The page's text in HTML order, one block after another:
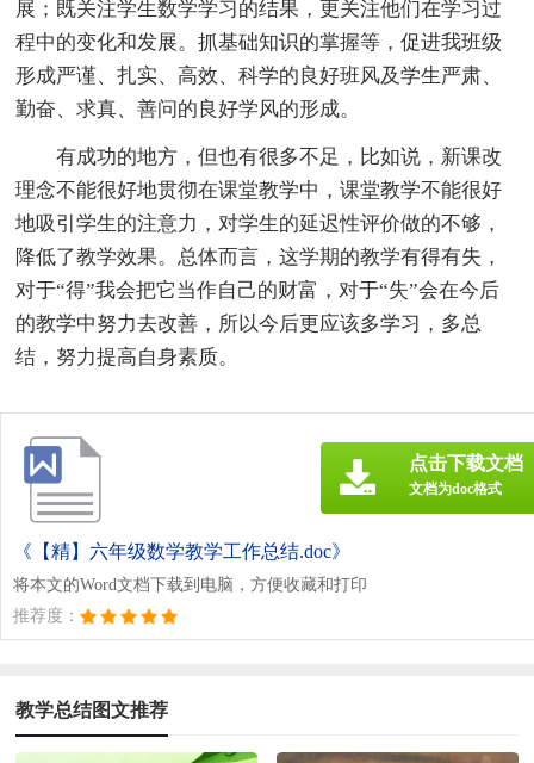
展；既关注学生数学学习的结果，更关注他们在学习过
程中的变化和发展。抓基础知识的掌握等，促进我班级
形成严谨、扎实、高效、科学的良好班风及学生严肃、
勤奋、求真、善问的良好学风的形成。
有成功的地方，但也有很多不足，比如说，新课改
理念不能很好地贯彻在课堂教学中，课堂教学不能很好
地吸引学生的注意力，对学生的延迟性评价做的不够，
降低了教学效果。总体而言，这学期的教学有得有失，
对于“得”我会把它当作自己的财富，对于“失”会在今后
的教学中努力去改善，所以今后更应该多学习，多总
结，努力提高自身素质。
《【精】六年级数学教学工作总结.doc》
将本文的Word文档下载到电脑，方便收藏和打印
推荐度：
点击下载文档
文档为doc格式
教学总结图文推荐